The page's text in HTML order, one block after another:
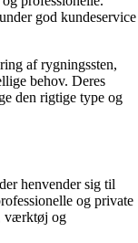
god kundeservice
af rygningssten,
behov. Deres
den rigtige type og
henvender sig til
og private
værktøj og